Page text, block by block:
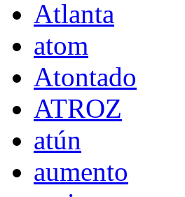
Atlanta
atom
Atontado
ATROZ
atún
aumento